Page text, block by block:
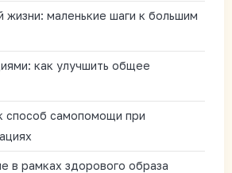
жизни: маленькие шаги к большим
как улучшить общее
способ самопомощи при
в рамках здорового образа